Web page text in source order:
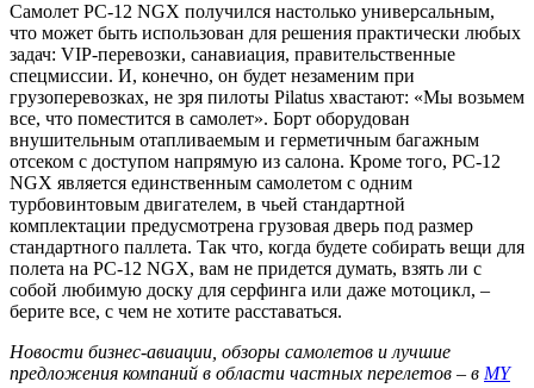
Самолет PC-12 NGX получился настолько универсальным,
что может быть использован для решения практически любых
задач: VIP-перевозки, санавиация, правительственные
спецмиссии. И, конечно, он будет незаменим при
грузоперевозках, не зря пилоты Pilatus хвастают: «Мы возьмем
все, что поместится в самолет». Борт оборудован
внушительным отапливаемым и герметичным багажным
отсеком с доступом напрямую из салона. Кроме того, PC-12
NGX является единственным самолетом с одним
турбовинтовым двигателем, в чьей стандартной
комплектации предусмотрена грузовая дверь под размер
стандартного паллета. Так что, когда будете собирать вещи для
полета на PC-12 NGX, вам не придется думать, взять ли с
собой любимую доску для серфинга или даже мотоцикл, –
берите все, с чем не хотите расставаться.
Новости бизнес-авиации, обзоры самолетов и лучшие
предложения компаний в области частных перелетов – в MY